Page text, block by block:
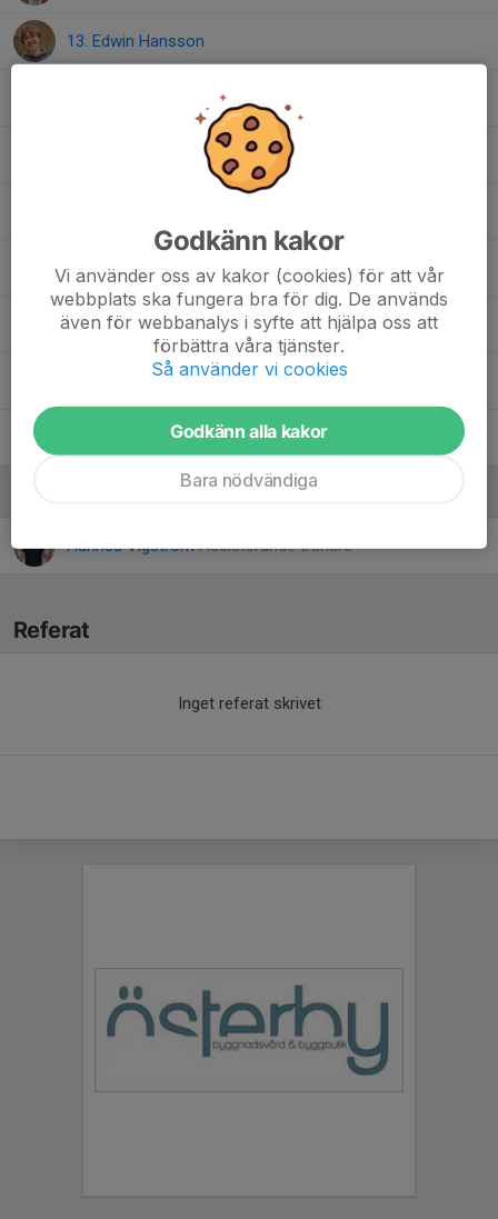
13. Edwin Hansson
7. Eskil Hegardt
11. Max Glimfalk
8. Neo Moon
16. Wille Ström Gutedal
Hannes VigströmAssisterande tränare
Referat
Inget referat skrivet
Godkänn kakor
Vi använder oss av kakor (cookies) för att vår
webbplats ska fungera bra för dig. De används
även för webbanalys i syfte att hjälpa oss att
förbättra våra tjänster.
Så använder vi cookies
Godkänn alla kakor
Bara nödvändiga